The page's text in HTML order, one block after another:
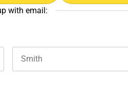
with email:
should be left unchanged.